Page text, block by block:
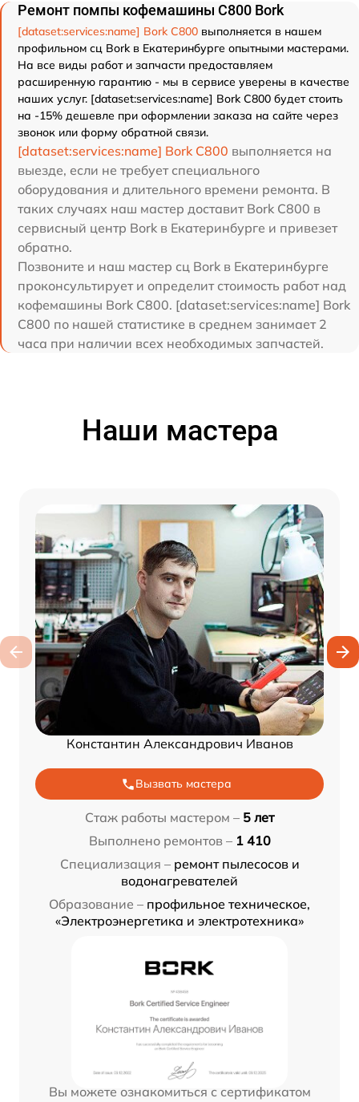
Ремонт помпы кофемашины C800 Bork
[dataset:services:name] Bork C800 выполняется в нашем
профильном сц Bork в Екатеринбурге опытными мастерами.
На все виды работ и запчасти предоставляем
расширенную гарантию - мы в сервисе уверены в качестве
наших услуг. [dataset:services:name] Bork C800 будет стоить
на -15% дешевле при оформлении заказа на сайте через
звонок или форму обратной связи.
[dataset:services:name] Bork C800 выполняется на
выезде, если не требует специального
оборудования и длительного времени ремонта. В
таких случаях наш мастер доставит Bork C800 в
сервисный центр Bork в Екатеринбурге и привезет
обратно.
Позвоните и наш мастер сц Bork в Екатеринбурге
проконсультирует и определит стоимость работ над
кофемашины Bork C800. [dataset:services:name] Bork
C800 по нашей статистике в среднем занимает 2
часа при наличии всех необходимых запчастей.
Наши мастера
Константин Александрович Иванов
Вызвать мастера
Стаж работы мастером – 5 лет
Выполнено ремонтов – 1 410
Специализация – ремонт пылесосов и
водонагревателей
Образование – профильное техническое,
«Электроэнергетика и электротехника»
Вы можете ознакомиться с сертификатом